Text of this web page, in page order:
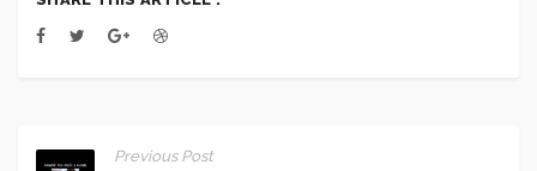
Previous Post